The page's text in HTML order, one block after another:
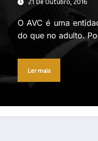
O AVC é uma
do que no adulto.
Ler mais